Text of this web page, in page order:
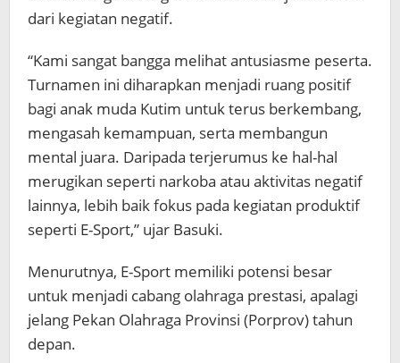
dari kegiatan negatif.
“Kami sangat bangga melihat antusiasme peserta.
Turnamen ini diharapkan menjadi ruang positif
bagi anak muda Kutim untuk terus berkembang,
mengasah kemampuan, serta membangun
mental juara. Daripada terjerumus ke hal-hal
merugikan seperti narkoba atau aktivitas negatif
lainnya, lebih baik fokus pada kegiatan produktif
seperti E-Sport,” ujar Basuki.
Menurutnya, E-Sport memiliki potensi besar
untuk menjadi cabang olahraga prestasi, apalagi
jelang Pekan Olahraga Provinsi (Porprov) tahun
depan.